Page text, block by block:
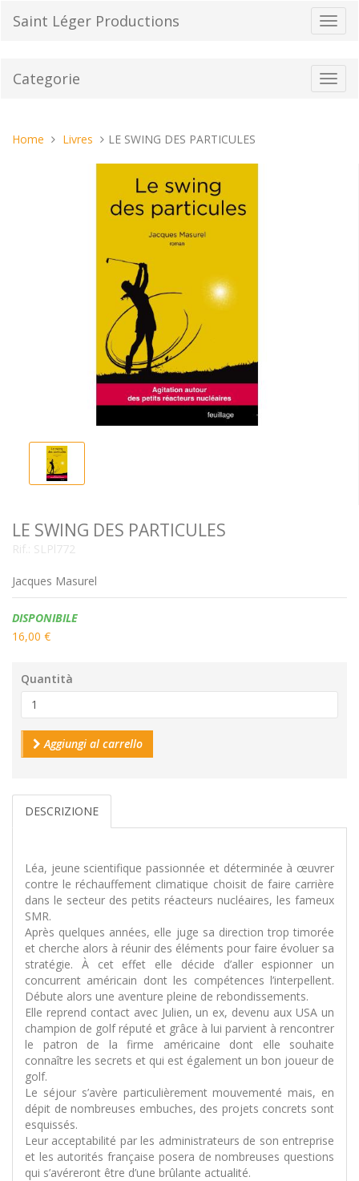
Saint Léger Productions
Categorie
Tu
Home Livres LE SWING DES PARTICULES
LE SWING DES PARTICULES
Rif.: SLPl772
Jacques Masurel
Disponibilità:
DISPONIBILE
16,00 €
Quantità
Aggiungi al carrello
DESCRIZIONE
Léa, jeune scientifique passionnée et déterminée à œuvrer
contre le réchauffement climatique choisit de faire carrière
dans le secteur des petits réacteurs nucléaires, les fameux
SMR.
Après quelques années, elle juge sa direction trop timorée
et cherche alors à réunir des éléments pour faire évoluer sa
stratégie. À cet effet elle décide d’aller espionner un
concurrent américain dont les compétences l’interpellent.
Débute alors une aventure pleine de rebondissements.
Elle reprend contact avec Julien, un ex, devenu aux USA un
champion de golf réputé et grâce à lui parvient à rencontrer
le patron de la firme américaine dont elle souhaite
connaître les secrets et qui est également un bon joueur de
golf.
Le séjour s’avère particulièrement mouvementé mais, en
dépit de nombreuses embuches, des projets concrets sont
esquissés.
Leur acceptabilité par les administrateurs de son entreprise
et les autorités française posera de nombreuses questions
qui s’avéreront être d’une brûlante actualité.